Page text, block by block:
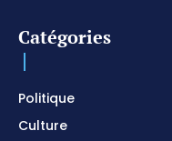
Catégories
Politique
Culture